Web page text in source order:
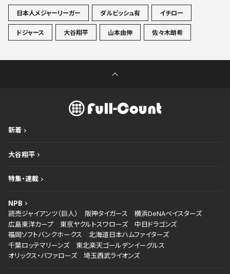
日本人メジャーリーガー
ダルビッシュ有 イチロー
ドジャース 大谷翔平 山本由伸 佐々木朗希
新着
大谷翔平
特集・連載
NPB
読売ジャイアンツ（巨人）
阪神タイガース
横浜DeNAベイスターズ
広島東洋カープ
東京ヤクルトスワローズ
中日ドラゴンズ
福岡ソフトバンクホークス
北海道日本ハムファイターズ
千葉ロッテマリーンズ
東北楽天ゴールデンイーグルス
オリックス・バファローズ
埼玉西武ライオンズ